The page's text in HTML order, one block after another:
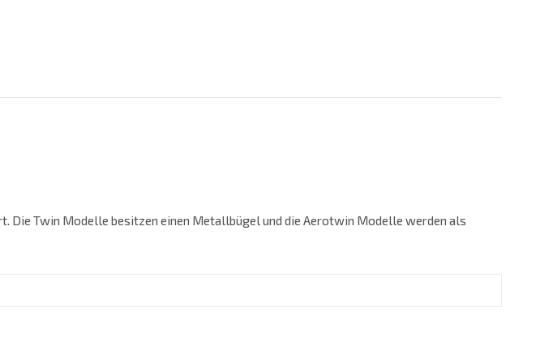
Die Twin Modelle besitzen einen Metallbügel und die Aerotwin Modelle werden als